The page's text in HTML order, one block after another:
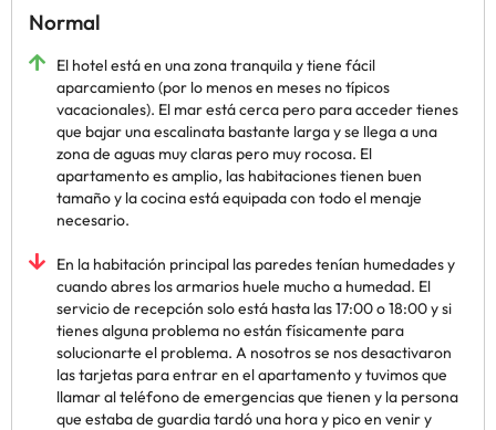
Normal
El hotel está en una zona tranquila y tiene fácil
aparcamiento (por lo menos en meses no típicos
vacacionales). El mar está cerca pero para acceder tienes
que bajar una escalinata bastante larga y se llega a una
zona de aguas muy claras pero muy rocosa. El
apartamento es amplio, las habitaciones tienen buen
tamaño y la cocina está equipada con todo el menaje
necesario.
En la habitación principal las paredes tenían humedades y
cuando abres los armarios huele mucho a humedad. El
servicio de recepción solo está hasta las 17:00 o 18:00 y si
tienes alguna problema no están físicamente para
solucionarte el problema. A nosotros se nos desactivaron
las tarjetas para entrar en el apartamento y tuvimos que
llamar al teléfono de emergencias que tienen y la persona
que estaba de guardia tardó una hora y pico en venir y